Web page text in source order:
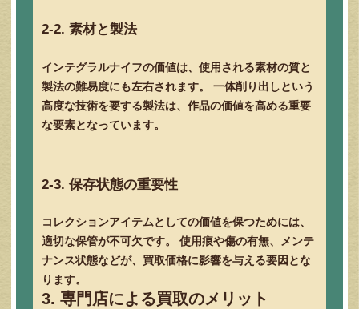
2-2. 素材と製法
インテグラルナイフの価値は、使用される素材の質と
製法の難易度にも左右されます。 一体削り出しという
高度な技術を要する製法は、作品の価値を高める重要
な要素となっています。
2-3. 保存状態の重要性
コレクションアイテムとしての価値を保つためには、
適切な保管が不可欠です。 使用痕や傷の有無、メンテ
ナンス状態などが、買取価格に影響を与える要因とな
ります。
3. 専門店による買取のメリット